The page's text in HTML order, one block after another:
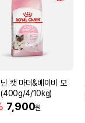
캣 마더&베이비 모
(400g/4/10kg)
7,900원